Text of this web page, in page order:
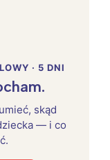
· 5 DNI
skąd
— i co